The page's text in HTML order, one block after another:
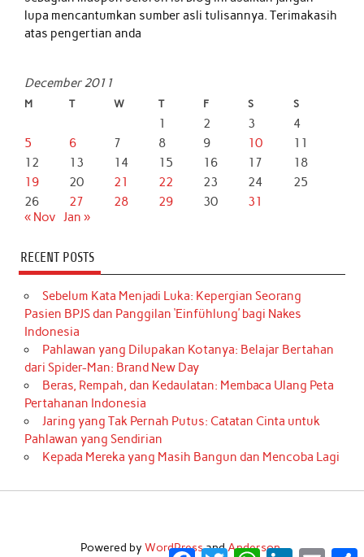
lupa mencantumkan sumber asli tulisannya. Terimakasih
atas pengertian anda
December 2011
M T W T F S S
1 2 3
4
5
6 7 8 9 10
11
12
13 14 15 16 17
18
19
20 21 22 23 24
25
26
27 28 29 30
31
« Nov Jan »
RECENT POSTS
Sebelum Kata Menjadi Luka: Kepergian Seorang
Pasien BPJS dan Panggilan ‘Einfühlung’ bagi Nakes
Indonesia
Pahlawan yang Dilupakan Kotanya: Belajar Bertahan
dari Spider-Man: Brand New Day
Beras, Rempah, dan Kedaulatan: Membaca Ulang Peta
Pertahanan Indonesia
Jaring yang Tak Pernah Putus: Catatan Cinta untuk
Pahlawan yang Sendirian
Kepada Mereka yang Masih Bangun dan Mencoba Lagi
Powered by WordPressandAnderson.